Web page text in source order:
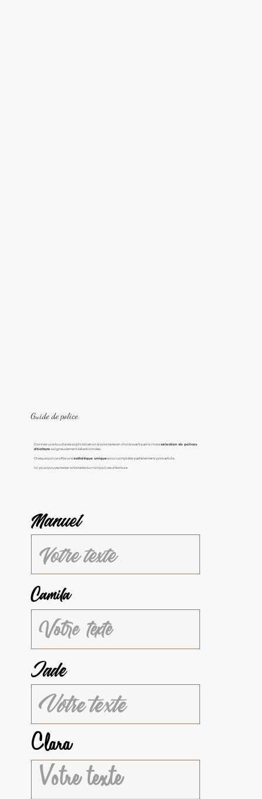
Guide de police
Donnez une touche de sophistication à votre texte en choisissant parmi notresélection de polices
d'écrituresoigneusement sélectionnées.
Chaque police offre uneesthétique uniquepour compléter parfaitement votre article.
Ici vous pouvez tester votre texte sur nos polices d'écriture
Manuel
Camila
Jade
Clara